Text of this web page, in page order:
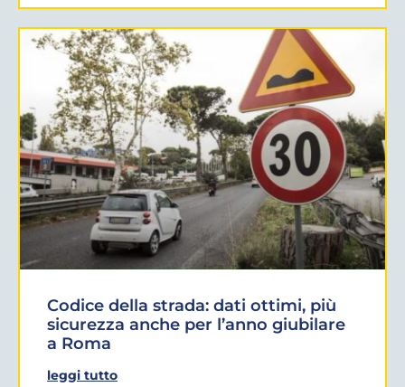
Codice della strada: dati ottimi, più
sicurezza anche per l’anno giubilare
a Roma
leggi tutto